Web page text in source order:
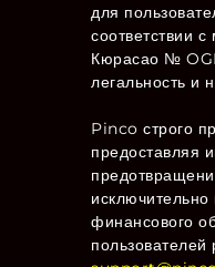
для
соответствии
Кюрасао №
легальность и
Pinco строго
предоставляя
финансового